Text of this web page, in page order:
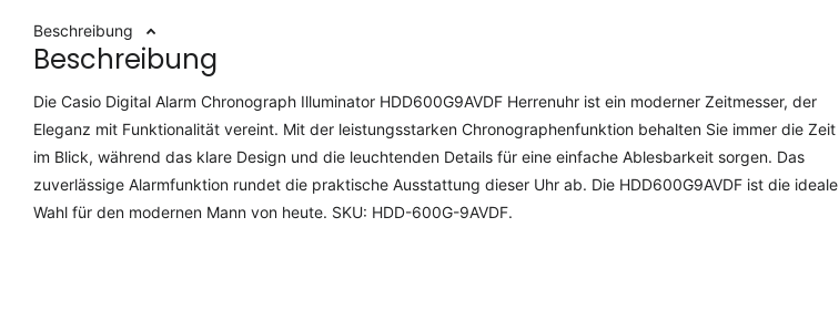
Beschreibung
Beschreibung
Die Casio Digital Alarm Chronograph Illuminator HDD600G9AVDF Herrenuhr ist ein moderner Zeitmesser, der
Eleganz mit Funktionalität vereint. Mit der leistungsstarken Chronographenfunktion behalten Sie immer die Zeit
im Blick, während das klare Design und die leuchtenden Details für eine einfache Ablesbarkeit sorgen. Das
zuverlässige Alarmfunktion rundet die praktische Ausstattung dieser Uhr ab. Die HDD600G9AVDF ist die ideale
Wahl für den modernen Mann von heute. SKU: HDD-600G-9AVDF.